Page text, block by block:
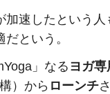
速したという人
という。
」なるヨガ専
）から ローンチ